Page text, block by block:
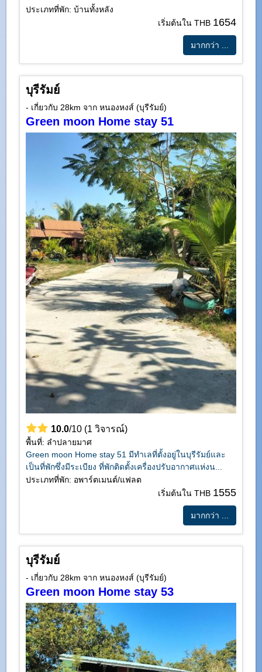
ประเภทที่พัก: บ้านทั้งหลัง
เริ่มต้นใน THB 1654
มากกว่า ...
บุรีรัมย์
- เกี่ยวกับ 28km จาก หนองหงส์ (บุรีรัมย์)
Green moon Home stay 51
10.0/10 (1 วิจารณ์)
พื้นที่: ลำปลายมาศ
Green moon Home stay 51 มีทำเลที่ตั้งอยู่ในบุรีรัมย์และ
เป็นที่พักซึ่งมีระเบียง ที่พักติดตั้งเครื่องปรับอากาศแห่งน...
ประเภทที่พัก: อพาร์ตเมนต์/แฟลต
เริ่มต้นใน THB 1555
มากกว่า ...
บุรีรัมย์
- เกี่ยวกับ 28km จาก หนองหงส์ (บุรีรัมย์)
Green moon Home stay 53